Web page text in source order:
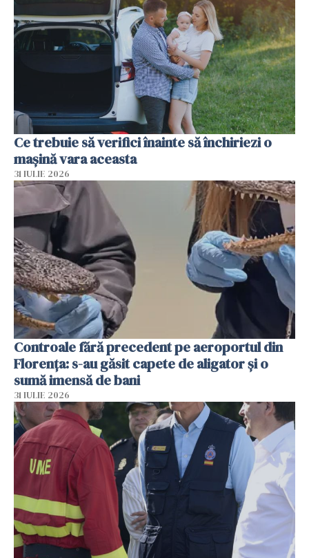
Ce trebuie să verifici înainte să închiriezi o
mașină vara aceasta
31 IULIE 2026
Controale fără precedent pe aeroportul din
Florența: s-au găsit capete de aligator și o
sumă imensă de bani
31 IULIE 2026